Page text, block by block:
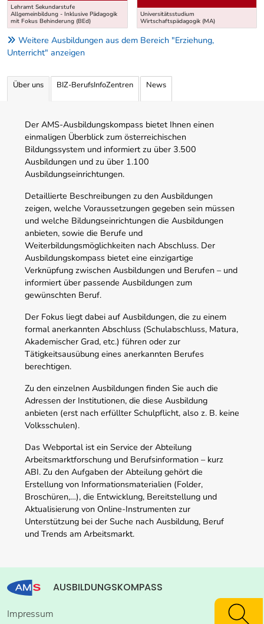
Lehramt Sekundarstufe
Allgemeinbildung - Inklusive Pädagogik
mit Fokus Behinderung (BEd)
Universitätsstudium
Wirtschaftspädagogik (MA)
Weitere Ausbildungen aus dem Bereich "Erziehung,
Unterricht" anzeigen
Über uns BIZ-BerufsInfoZentren News
Der AMS-Ausbildungskompass bietet Ihnen einen
einmaligen Überblick zum österreichischen
Bildungssystem und informiert zu über 3.500
Ausbildungen und zu über 1.100
Ausbildungseinrichtungen.
Detaillierte Beschreibungen zu den Ausbildungen
zeigen, welche Voraussetzungen gegeben sein müssen
und welche Bildungseinrichtungen die Ausbildungen
anbieten, sowie die Berufe und
Weiterbildungsmöglichkeiten nach Abschluss. Der
Ausbildungskompass bietet eine einzigartige
Verknüpfung zwischen Ausbildungen und Berufen – und
informiert über passende Ausbildungen zum
gewünschten Beruf.
Der Fokus liegt dabei auf Ausbildungen, die zu einem
formal anerkannten Abschluss (Schulabschluss, Matura,
Akademischer Grad, etc.) führen oder zur
Tätigkeitsausübung eines anerkannten Berufes
berechtigen.
Zu den einzelnen Ausbildungen finden Sie auch die
Adressen der Institutionen, die diese Ausbildung
anbieten (erst nach erfüllter Schulpflicht, also z. B. keine
Volksschulen).
Das Webportal ist ein Service der Abteilung
Arbeitsmarktforschung und Berufsinformation – kurz
ABI. Zu den Aufgaben der Abteilung gehört die
Erstellung von Informationsmaterialien (Folder,
Broschüren,…), die Entwicklung, Bereitstellung und
Aktualisierung von Online-Instrumenten zur
Unterstützung bei der Suche nach Ausbildung, Beruf
und Trends am Arbeitsmarkt.
AUSBILDUNGSKOMPASS
Impressum